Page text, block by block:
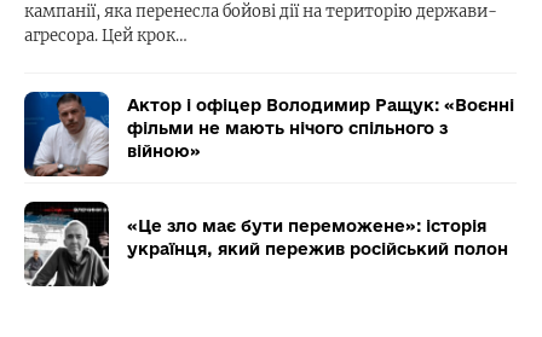
кампанії, яка перенесла бойові дії на територію держави-
агресора. Цей крок…
Актор і офіцер Володимир Ращук: «Воєнні
фільми не мають нічого спільного з
війною»
«Це зло має бути переможене»: історія
українця, який пережив російський полон